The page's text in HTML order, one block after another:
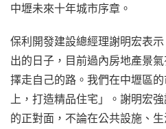
中壢未來十年城市序章。
保利開發建設總經理謝明宏表
出的日子，目前過內房地產景
擇走自己的路。我們在中壢區
上，打造精品住宅」。謝明宏
的正對面，不論在公共設施、